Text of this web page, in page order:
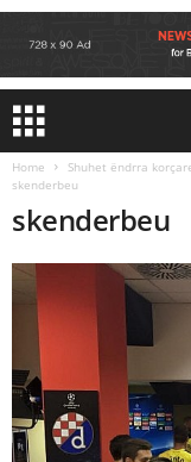
Home
Shuhet ëndrra
skenderbeu
skenderbeu